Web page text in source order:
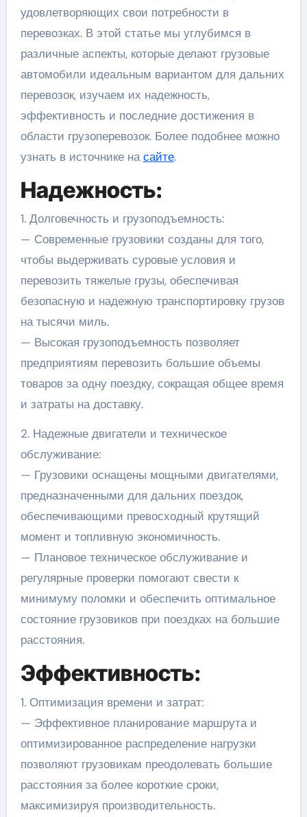
удовлетворяющих свои потребности в
перевозках. В этой статье мы углубимся в
различные аспекты, которые делают грузовые
автомобили идеальным вариантом для дальних
перевозок, изучаем их надежность,
эффективность и последние достижения в
области грузоперевозок. Более подобнее можно
узнать в источнике насайте.
Надежность:
1. Долговечность и грузоподъемность:
— Современные грузовики созданы для того,
чтобы выдерживать суровые условия и
перевозить тяжелые грузы, обеспечивая
безопасную и надежную транспортировку грузов
на тысячи миль.
— Высокая грузоподъемность позволяет
предприятиям перевозить большие объемы
товаров за одну поездку, сокращая общее время
и затраты на доставку.
2. Надежные двигатели и техническое
обслуживание:
— Грузовики оснащены мощными двигателями,
предназначенными для дальних поездок,
обеспечивающими превосходный крутящий
момент и топливную экономичность.
— Плановое техническое обслуживание и
регулярные проверки помогают свести к
минимуму поломки и обеспечить оптимальное
состояние грузовиков при поездках на большие
расстояния.
Эффективность:
1. Оптимизация времени и затрат:
— Эффективное планирование маршрута и
оптимизированное распределение нагрузки
позволяют грузовикам преодолевать большие
расстояния за более короткие сроки,
максимизируя производительность.